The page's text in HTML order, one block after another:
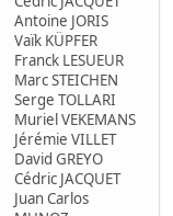
Antoine JORIS
Vaïk KÜPFER
Franck LESUEUR
Marc STEICHEN
Serge TOLLARI
Muriel VEKEMANS
Jérémie VILLET
David GREYO
Cédric JACQUET
Juan Carlos